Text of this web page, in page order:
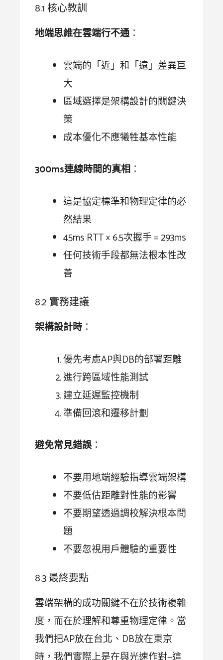
8.1 核心教訓
地端思維在雲端行不通：
雲端的「近」和「遠」差異巨
大
區域選擇是架構設計的關鍵決
策
成本優化不應犧牲基本性能
300ms連線時間的真相 ：
這是協定標準和物理定律的必
然結果
45ms RTT × 6.5次握手 = 293ms
任何技術手段都無法根本性改
善
8.2 實務建議
架構設計時 ：
優先考慮AP與DB的部署距離
進行跨區域性能測試
建立延遲監控機制
準備回滾和遷移計劃
避免常見錯誤 ：
不要用地端經驗指導雲端架構
不要低估距離對性能的影響
不要期望透過調校解決根本問
題
不要忽視用戶體驗的重要性
8.3 最終要點
雲端架構的成功關鍵不在於技術複雜
度，而在於理解和尊重物理定律。當
我們把AP放在台北、DB放在東京